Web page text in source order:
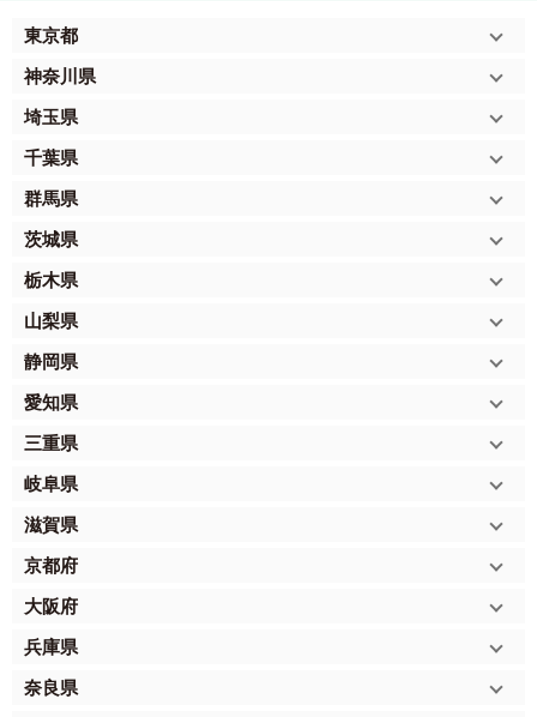
東京都
神奈川県
埼玉県
千葉県
群馬県
茨城県
栃木県
山梨県
静岡県
愛知県
三重県
岐阜県
滋賀県
京都府
大阪府
兵庫県
奈良県